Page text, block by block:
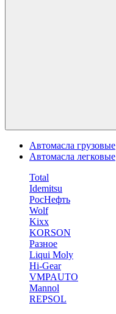
Автомасла грузовые
Автомасла легковые
Total
Idemitsu
РосНефть
Wolf
Kixx
KORSON
Разное
Liqui Moly
Hi-Gear
VMPAUTO
Mannol
REPSOL